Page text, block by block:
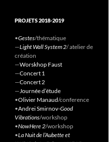
PROJETS 2018-2019
•Gestes/thématique
—Light Wall System 2/ atelier de
création
—Worskhop Faust
—Concert 1
—Concert 2
—Journée d’étude
•Olivier Manaud/conference
•Andrei Smirnov-Good
Vibrations/workshop
•NowHere 2/workshop
•La Nuit de l’Aubette et